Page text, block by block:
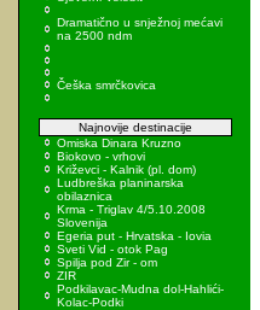
Dramatično u snježnoj mećavi
na 2500 ndm
Češka smrčkovica
Najnovije destinacije
Omiska Dinara Kruzno
Biokovo - vrhovi
Križevci - Kalnik (pl. dom)
Ludbreška planinarska
obilaznica
Krma - Triglav 4/5.10.2008
Slovenija
Egeria put - Hrvatska - Iovia
Sveti Vid - otok Pag
Spilja pod Zir - om
ZIR
Podkilavac-Mudna dol-Hahlići-
Kolac-Podki